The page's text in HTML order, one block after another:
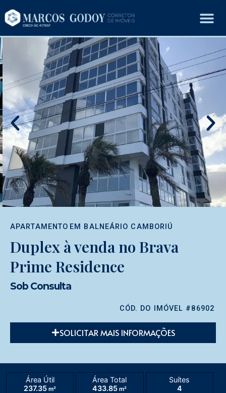
APARTAMENTO EM BALNEÁRIO CAMBORIÚ
Duplex à venda no Brava
Prime Residence
Sob Consulta
CÓD. DO IMÓVEL #86902
SOLICITAR MAIS INFORMAÇÕES
Área Útil
237.35 m²
Área Total
433.85 m²
Suítes
4